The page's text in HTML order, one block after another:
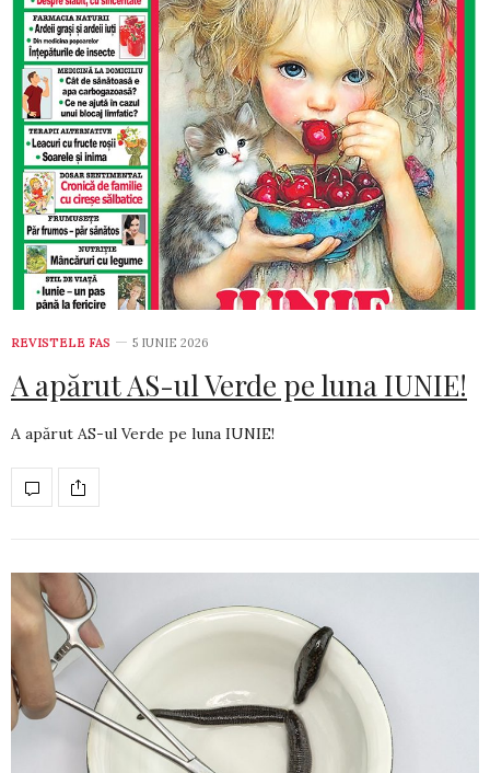
REVISTELE FAS 5 IUNIE 2026
A apărut AS-ul Verde pe luna IUNIE!
A apărut AS-ul Verde pe luna IUNIE!